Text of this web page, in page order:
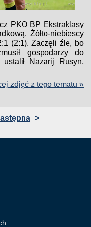
PKO BP Ekstraklasy
Żółto-niebiescy
(2:1). Zaczęli źle, bo
gospodarzy do
Nazarij Rusyn,
zdjęć z tego tematu »
>